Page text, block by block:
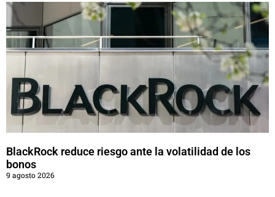
BlackRock reduce riesgo ante la volatilidad de los
bonos
9 agosto 2026